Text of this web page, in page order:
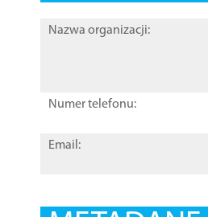
Nazwa organizacji:
Numer telefonu:
Email: